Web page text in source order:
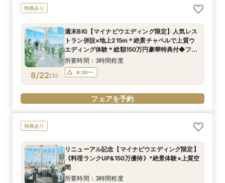
特典あり
8/22(土)
週末BIG【マイナビウエディング限定】人気レス
トラン併設×地上215m＊絶景チャペルで上質ウ
エディング体験＊総額150万円豪華特典付◆フェ
ア
所要時間：3時間程度
9:30〜
フェアを予約
特典あり
リニューアル記念【マイナビウエディング限定】
《料理ランクUP&150万優待》*絶景体験×上質空
間
所要時間：3時間程度